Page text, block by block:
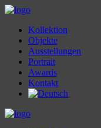
Kollektion
Objekte
Ausstellungen
Portrait
Awards
Kontakt